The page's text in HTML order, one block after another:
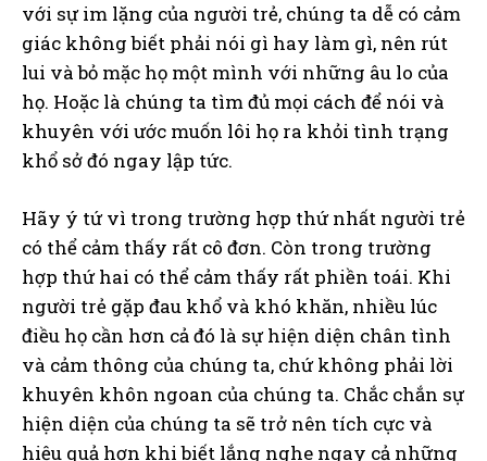
với sự im lặng của người trẻ, chúng ta dễ có cảm
giác không biết phải nói gì hay làm gì, nên rút
lui và bỏ mặc họ một mình với những âu lo của
họ. Hoặc là chúng ta tìm đủ mọi cách để nói và
khuyên với ước muốn lôi họ ra khỏi tình trạng
khổ sở đó ngay lập tức.
Hãy ý tứ vì trong trường hợp thứ nhất người trẻ
có thể cảm thấy rất cô đơn. Còn trong trường
hợp thứ hai có thể cảm thấy rất phiền toái. Khi
người trẻ gặp đau khổ và khó khăn, nhiều lúc
điều họ cần hơn cả đó là sự hiện diện chân tình
và cảm thông của chúng ta, chứ không phải lời
khuyên khôn ngoan của chúng ta. Chắc chắn sự
hiện diện của chúng ta sẽ trở nên tích cực và
hiệu quả hơn khi biết lắng nghe ngay cả những